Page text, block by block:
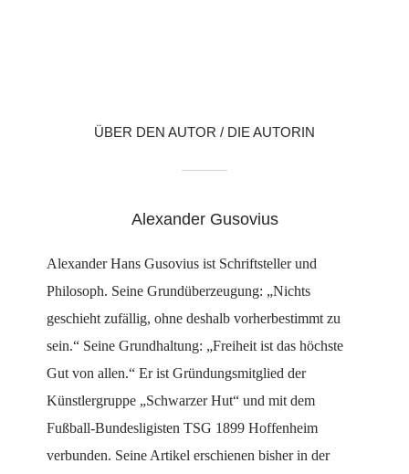
ÜBER DEN AUTOR / DIE AUTORIN
Alexander Gusovius
Alexander Hans Gusovius ist Schriftsteller und
Philosoph. Seine Grundüberzeugung: „Nichts
geschieht zufällig, ohne deshalb vorherbestimmt zu
sein.“ Seine Grundhaltung: „Freiheit ist das höchste
Gut von allen.“ Er ist Gründungsmitglied der
Künstlergruppe „Schwarzer Hut“ und mit dem
Fußball-Bundesligisten TSG 1899 Hoffenheim
verbunden. Seine Artikel erschienen bisher in der